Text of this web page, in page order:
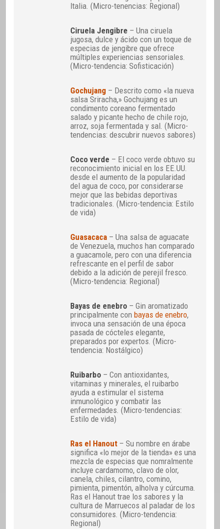
Italia. (Micro-tenencias: Regional)
Ciruela Jengibre – Una ciruela
jugosa, dulce y ácido con un toque de
especias de jengibre que ofrece
múltiples experiencias sensoriales.
(Micro-tendencia: Sofisticación)
Gochujang – Descrito como «la nueva
salsa Sriracha,» Gochujang es un
condimento coreano fermentado
salado y picante hecho de chile rojo,
arroz, soja fermentada y sal. (Micro-
tendencias: descubrir nuevos sabores)
Coco verde – El coco verde obtuvo su
reconocimiento inicial en los EE.UU.
desde el aumento de la popularidad
del agua de coco, por considerarse
mejor que las bebidas deportivas
tradicionales. (Micro-tendencia: Estilo
de vida)
Guasacaca – Una salsa de aguacate
de Venezuela, muchos han comparado
a guacamole, pero con una diferencia
refrescante en el perfil de sabor
debido a la adición de perejil fresco.
(Micro-tendencia: Regional)
Bayas de enebro – Gin aromatizado
principalmente conbayas de enebro,
invoca una sensación de una época
pasada de cócteles elegante,
preparados por expertos. (Micro-
tendencia: Nostálgico)
Ruibarbo – Con antioxidantes,
vitaminas y minerales, el ruibarbo
ayuda a estimular el sistema
inmunológico y combatir las
enfermedades. (Micro-tendencias:
Estilo de vida)
Ras el Hanout – Su nombre en árabe
significa «lo mejor de la tienda» es una
mezcla de especias que nomralmente
incluye cardamomo, clavo de olor,
canela, chiles, cilantro, comino,
pimienta, pimentón, alholva y cúrcuma.
Ras el Hanout trae los sabores y la
cultura de Marruecos al paladar de los
consumidores. (Micro-tendencia:
Regional)